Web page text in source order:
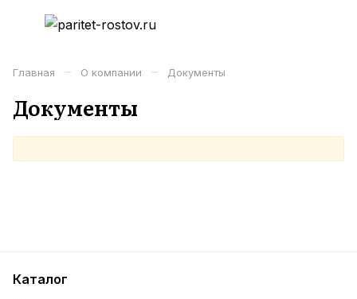
Главная – О компании – Документы
Документы
Каталог